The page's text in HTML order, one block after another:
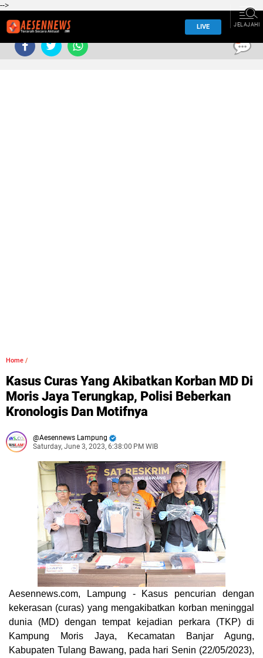
-->
LIVE JELAJAHI
Home /
Kasus Curas Yang Akibatkan Korban MD Di
Moris Jaya Terungkap, Polisi Beberkan
Kronologis Dan Motifnya
Aesennews Lampung
Saturday, June 3, 2023, 6:38:00 PM WIB
Aesennews.com, Lampung - Kasus pencurian dengan
kekerasan (curas) yang mengakibatkan korban meninggal
dunia (MD) dengan tempat kejadian perkara (TKP) di
Kampung Moris Jaya, Kecamatan Banjar Agung,
Kabupaten Tulang Bawang, pada hari Senin (22/05/2023),